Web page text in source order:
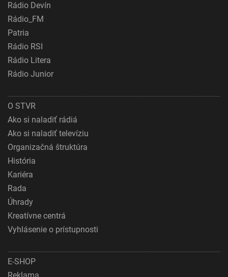
Rádio Devín
Rádio_FM
Patria
Rádio RSI
Rádio Litera
Rádio Junior
O STVR
Ako si naladiť rádiá
Ako si naladiť televíziu
Organizačná štruktúra
História
Kariéra
Rada
Úhrady
Kreatívne centrá
Vyhlásenie o prístupnosti
E-SHOP